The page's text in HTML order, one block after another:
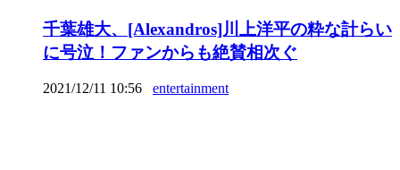
千葉雄大、[Alexandros]川上洋平の粋な計らい
に号泣！ファンからも絶賛相次ぐ
2021/12/11 10:56 entertainment